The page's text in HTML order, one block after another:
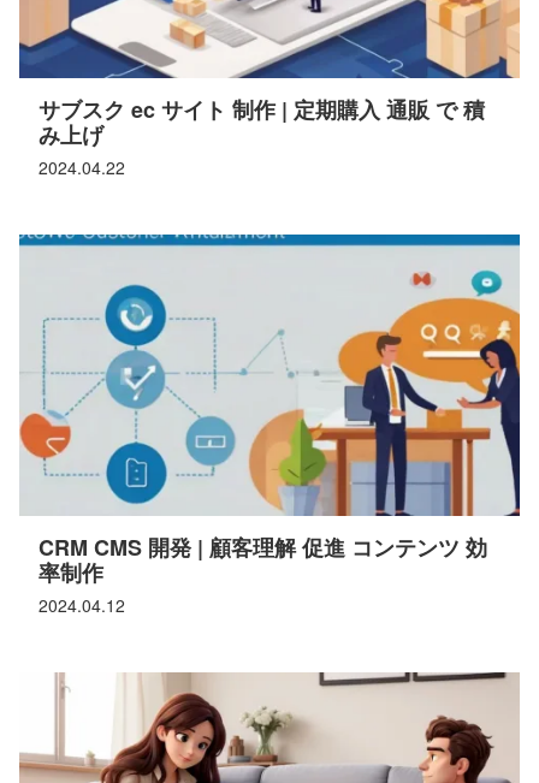
2024.04.22
サブスク ec サイト 制作 | 定期購入 通販 で 積
み上げ
2024.04.12
CRM CMS 開発 | 顧客理解 促進 コンテンツ 効
率制作